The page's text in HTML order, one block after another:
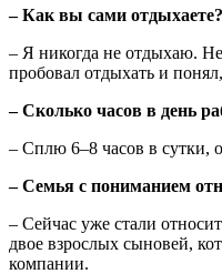
– Как вы сами отдыхаете?
– Я никогда не отдыхаю.
пробовал отдыхать и
– Сколько часов в день
– Сплю 6–8 часов в сутки,
– Семья с пониманием
– Сейчас уже стали
двое взрослых сыновей,
компании.